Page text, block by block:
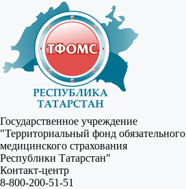
Государственное учреждение
"Территориальный фонд обязательного
медицинского страхования
Республики Татарстан"
Контакт-центр
8-800-200-51-51